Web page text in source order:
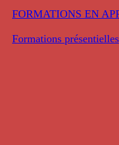
FORMATIONS EN
Formations présentielles